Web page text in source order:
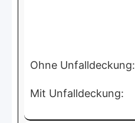
Ohne Unfalldeckung:
Mit Unfalldeckung: